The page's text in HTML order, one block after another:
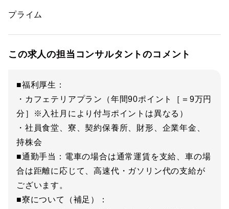
プライム
この求人の担当コンサルタントのコメント
■福利厚生：
・カフェテリアプラン（年間90ポイント［＝9万円
分］※入社月により付与ポイントは異なる）
・社員食堂、寮、契約保養所、財形、企業年金、
持株会
■通勤手当：電車の場合は通常運賃を支給、車の場
合は距離に応じて、高速代・ガソリン代の支給が
ございます。
■寮について（補足）：